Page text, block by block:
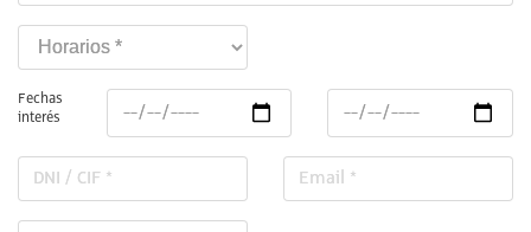
Fechas
interés